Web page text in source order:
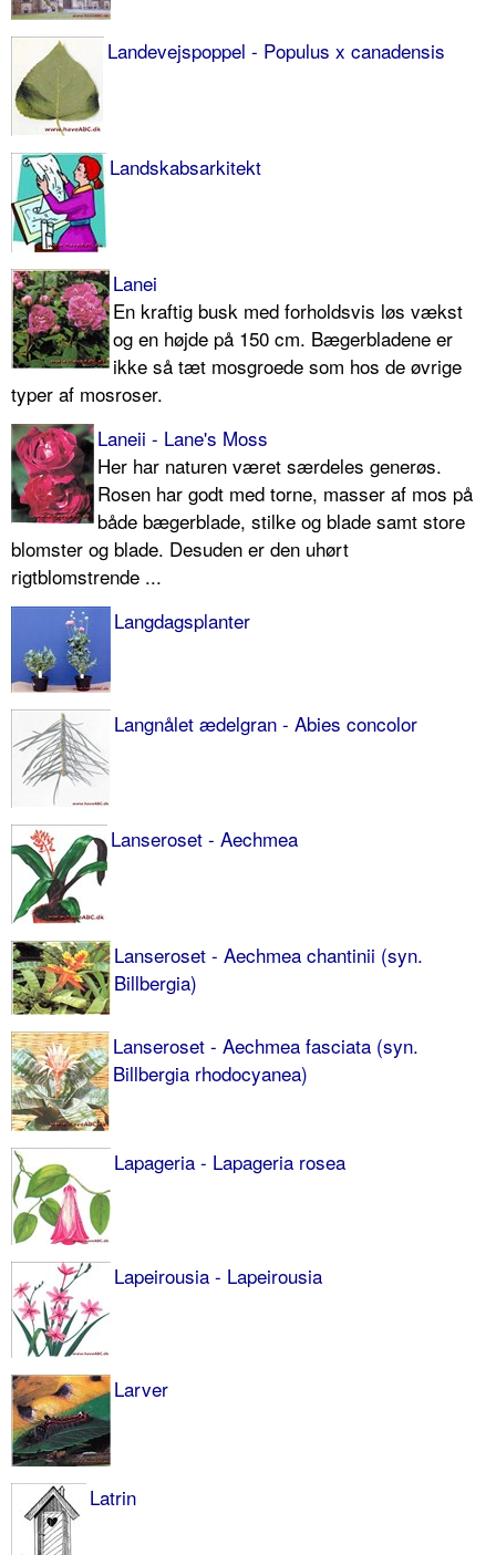
Landevejspoppel - Populus x canadensis
Landskabsarkitekt
Lanei
En kraftig busk med forholdsvis løs vækst
og en højde på 150 cm. Bægerbladene er
ikke så tæt mosgroede som hos de øvrige
typer af mosroser.
Laneii - Lane's Moss
Her har naturen været særdeles gene­røs.
Rosen har godt med torne, masser af mos på
både bægerblade, stilke og blade samt store
blomster og blade. Desuden er den uhørt
rigtblomstrende ...
Langdagsplanter
Langnålet ædelgran - Abies concolor
Lanseroset - Aechmea
Lanseroset - Aechmea chantinii (syn.
Billbergia)
Lanseroset - Aechmea fasciata (syn.
Billbergia rhodocyanea)
Lapageria - Lapageria rosea
Lapeirousia - Lapeirousia
Larver
Latrin